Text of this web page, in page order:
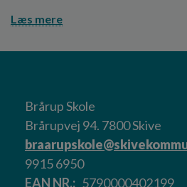
Læs mere
Brårup Skole
Brårupvej 94. 7800 Skive
9915 6950
EAN NR.
5790000402199